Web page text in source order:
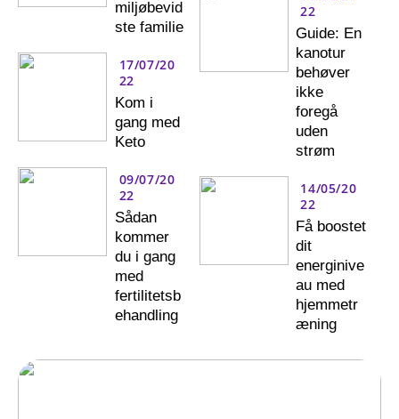
miljøbevid
ste familie
17/07/20
22
Kom i
gang med
Keto
09/07/20
22
Sådan
kommer
du i gang
med
fertilitetsb
ehandling
22
Guide: En
kanotur
behøver
ikke
foregå
uden
strøm
14/05/20
22
Få boostet
dit
energinive
au med
hjemmetr
æning